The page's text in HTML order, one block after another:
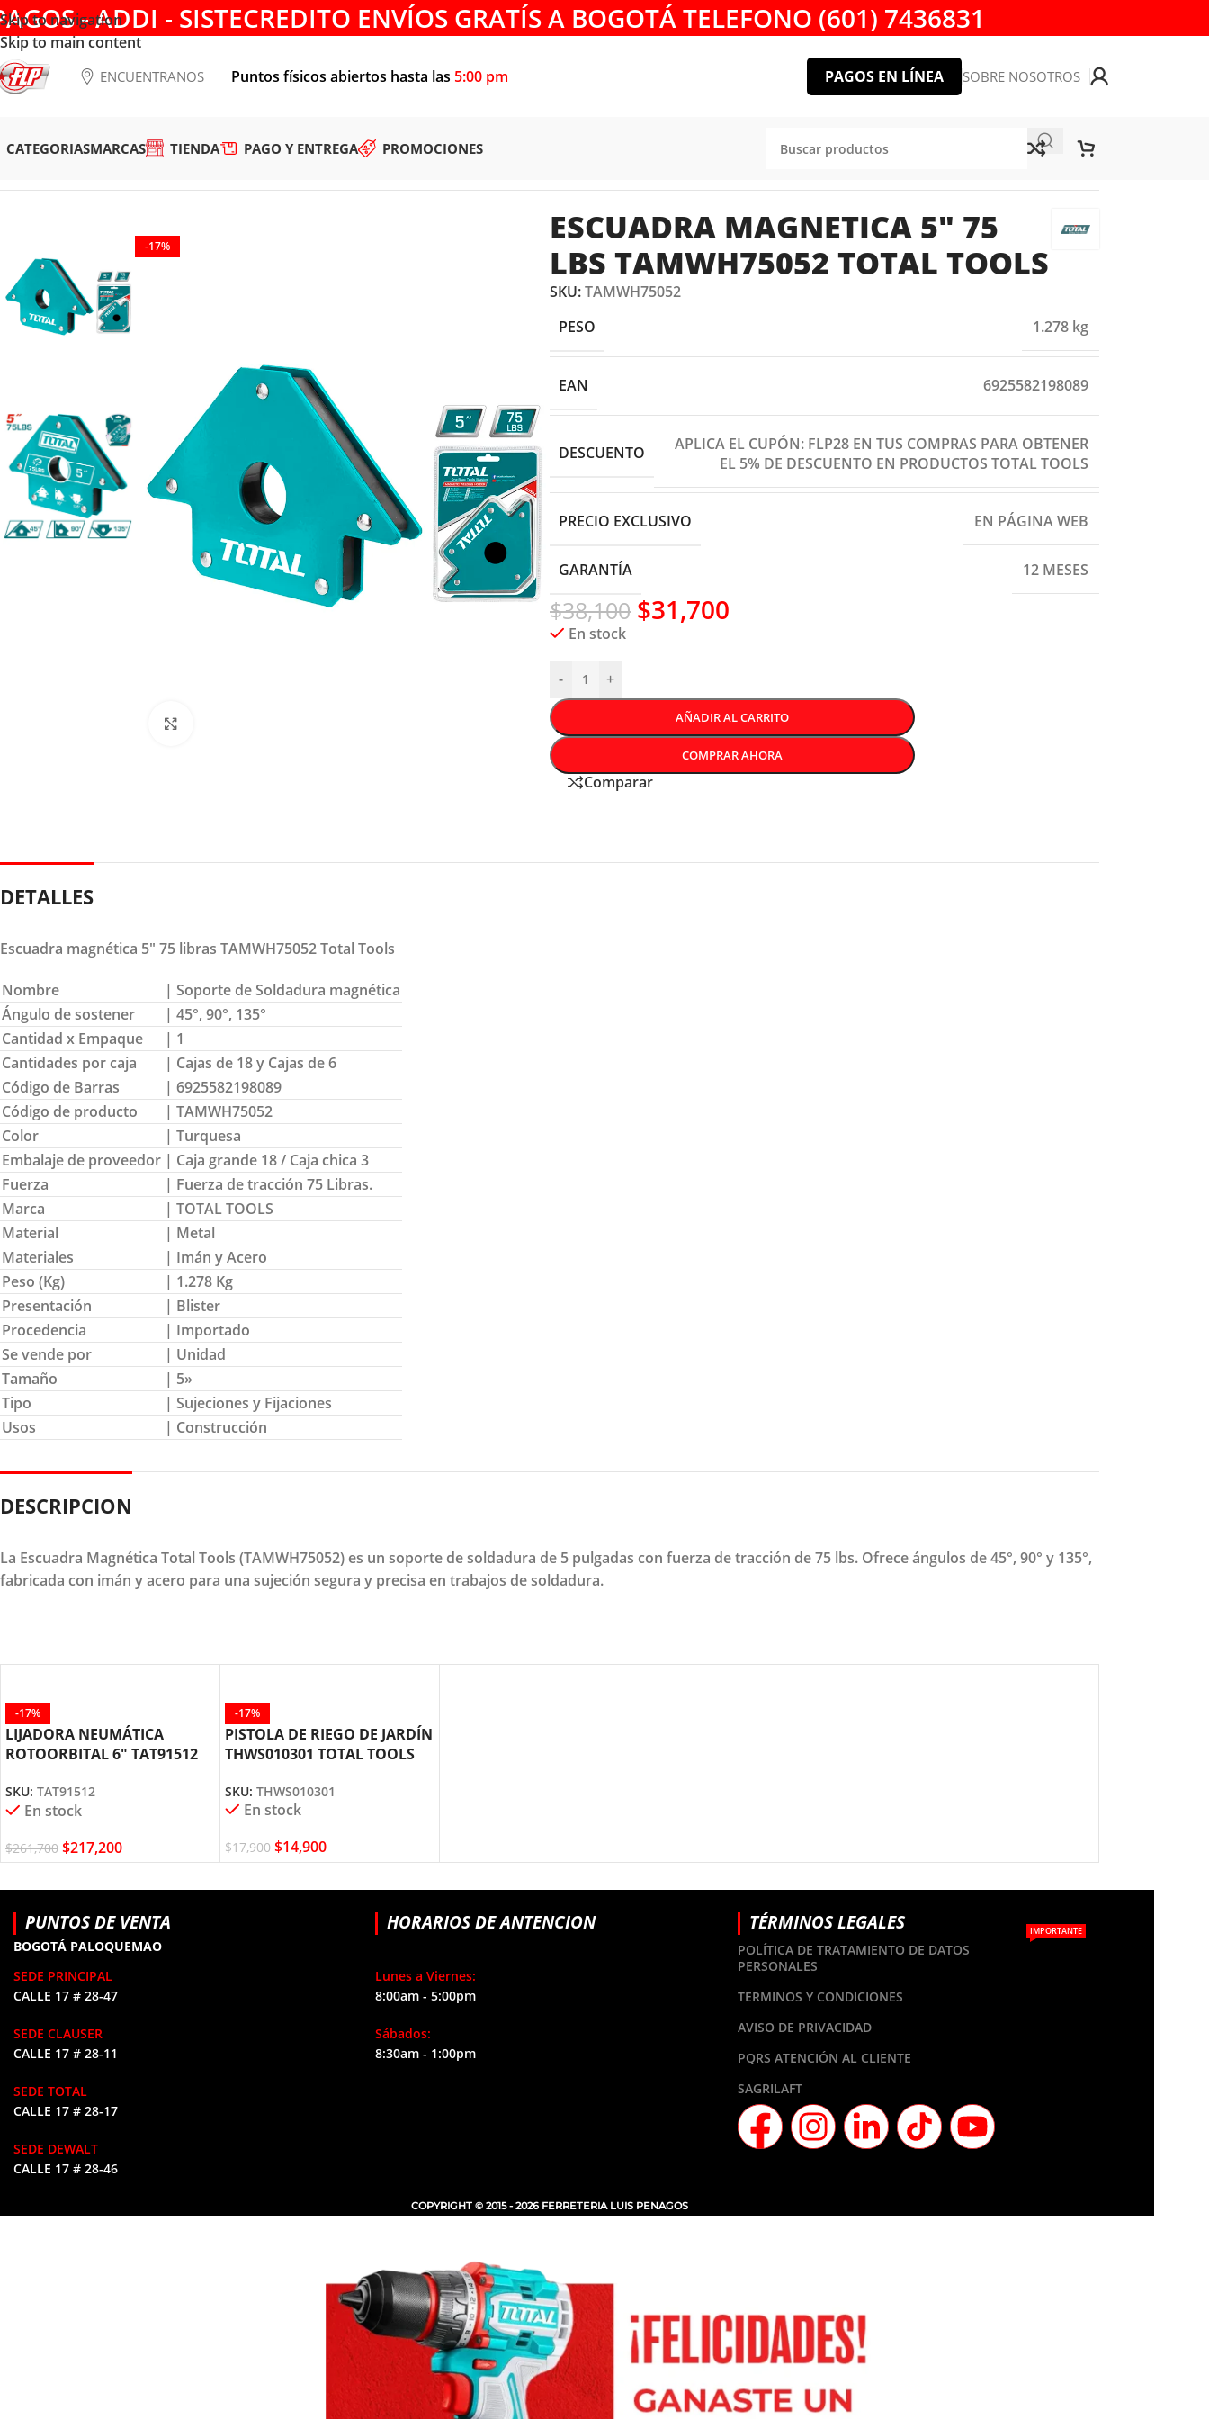
Skip to navigation
Skip to main content
- ADDI - SISTECREDITO ENVÍOS GRATÍS A BOGOTÁ TELEFONO (601) 7436831
ENCUENTRANOS Puntos físicos abiertos hasta las 5:00 pm PAGOS EN LÍNEA SOBRE NOSOTROS
CATEGORIASMARCAS TIENDA PAGO Y ENTREGA PROMOCIONES
-17%
ESCUADRA MAGNETICA 5″ 75
LBS TAMWH75052 TOTAL TOOLS
SKU:TAMWH75052
PESO
1.278 kg
EAN 6925582198089
DESCUENTO
APLICA EL CUPÓN: FLP28 EN TUS COMPRAS PARA OBTENER
EL 5% DE DESCUENTO EN PRODUCTOS TOTAL TOOLS
PRECIO EXCLUSIVO EN PÁGINA WEB
GARANTÍA 12 MESES
$38,100 $31,700
En stock
- +
AÑADIR AL CARRITO
COMPRAR AHORA
Comparar
DETALLES
Escuadra magnética 5″ 75 libras TAMWH75052 Total Tools
Nombre
| Soporte de Soldadura magnética
Ángulo de sostener
| 45°, 90°, 135°
Cantidad x Empaque
| 1
Cantidades por caja
| Cajas de 18 y Cajas de 6
Código de Barras
| 6925582198089
Código de producto
| TAMWH75052
Color
| Turquesa
Embalaje de proveedor | Caja grande 18 / Caja chica 3
Fuerza
| Fuerza de tracción 75 Libras.
Marca
| TOTAL TOOLS
Material
| Metal
Materiales
| Imán y Acero
Peso (Kg)
| 1.278 Kg
Presentación
| Blister
Procedencia
| Importado
Se vende por
| Unidad
Tamaño
| 5»
Tipo
| Sujeciones y Fijaciones
Usos
| Construcción
DESCRIPCION
La Escuadra Magnética Total Tools (TAMWH75052) es un soporte de soldadura de 5 pulgadas con fuerza de tracción de 75 lbs. Ofrece ángulos de 45°, 90° y 135°,
fabricada con imán y acero para una sujeción segura y precisa en trabajos de soldadura.
-17%
LIJADORA NEUMÁTICA
ROTOORBITAL 6″ TAT91512
SKU: TAT91512
En stock
$261,700 $217,200
-17%
PISTOLA DE RIEGO DE JARDÍN
THWS010301 TOTAL TOOLS
SKU: THWS010301
En stock
$17,900 $14,900
PUNTOS DE VENTA
BOGOTÁ PALOQUEMAO
SEDE PRINCIPAL
CALLE 17 # 28-47
SEDE CLAUSER
CALLE 17 # 28-11
SEDE TOTAL
CALLE 17 # 28-17
SEDE DEWALT
CALLE 17 # 28-46
HORARIOS DE ANTENCION
Lunes a Viernes:
8:00am - 5:00pm
Sábados:
8:30am - 1:00pm
TÉRMINOS LEGALES
POLÍTICA DE TRATAMIENTO DE DATOS
PERSONALES
IMPORTANTE
TERMINOS Y CONDICIONES
AVISO DE PRIVACIDAD
PQRS ATENCIÓN AL CLIENTE
SAGRILAFT
COPYRIGHT © 2015 - 2026 FERRETERIA LUIS PENAGOS